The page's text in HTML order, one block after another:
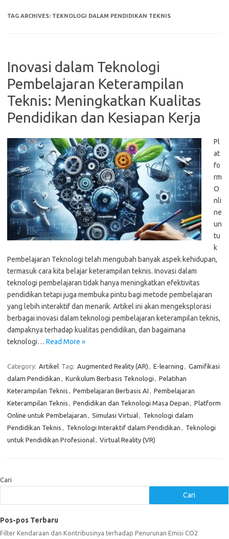
TAG ARCHIVES: TEKNOLOGI DALAM PENDIDIKAN TEKNIS
Inovasi dalam Teknologi
Pembelajaran Keterampilan
Teknis: Meningkatkan Kualitas
Pendidikan dan Kesiapan Kerja
Pl
at
fo
rm
O
nli
ne
un
tu
k
Pembelajaran Teknologi telah mengubah banyak aspek kehidupan,
termasuk cara kita belajar keterampilan teknis. Inovasi dalam
teknologi pembelajaran tidak hanya meningkatkan efektivitas
pendidikan tetapi juga membuka pintu bagi metode pembelajaran
yang lebih interaktif dan menarik. Artikel ini akan mengeksplorasi
berbagai inovasi dalam teknologi pembelajaran keterampilan teknis,
dampaknya terhadap kualitas pendidikan, dan bagaimana
teknologi… Read More »
Category: Artikel Tag: Augmented Reality (AR) , E-learning , Gamifikasi
dalam Pendidikan , Kurikulum Berbasis Teknologi , Pelatihan
Keterampilan Teknis , Pembelajaran Berbasis AI , Pembelajaran
Keterampilan Teknis , Pendidikan dan Teknologi Masa Depan , Platform
Online untuk Pembelajaran , Simulasi Virtual, Teknologi dalam
Pendidikan Teknis , Teknologi Interaktif dalam Pendidikan , Teknologi
untuk Pendidikan Profesional, Virtual Reality (VR)
Cari
Cari
Pos-pos Terbaru
Filter Kendaraan dan Kontribusinya terhadap Penurunan Emisi CO2